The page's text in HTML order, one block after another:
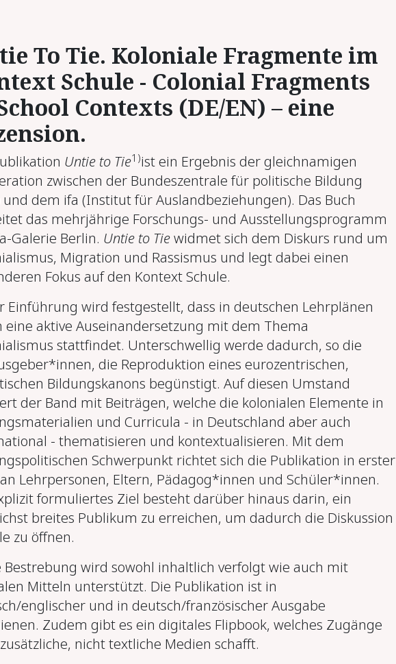
To Tie. Koloniale Fragmente im
Schule - Colonial Fragments
Contexts (DE/EN) – eine
Untie to Tie1)ist ein Ergebnis der gleichnamigen
zwischen der Bundeszentrale für politische Bildung
dem ifa (Institut für Auslandbeziehungen). Das Buch
das mehrjährige Forschungs- und Ausstellungsprogramm
Galerie Berlin. Untie to Tiewidmet sich dem Diskurs rund um
Migration und Rassismus und legt dabei einen
Fokus auf den Kontext Schule.
Einführung wird festgestellt, dass in deutschen Lehrplänen
eine aktive Auseinandersetzung mit dem Thema
stattfindet. Unterschwellig werde dadurch, so die
die Reproduktion eines eurozentrischen,
Bildungskanons begünstigt. Auf diesen Umstand
der Band mit Beiträgen, welche die kolonialen Elemente in
und Curricula - in Deutschland aber auch
- thematisieren und kontextualisieren. Mit dem
Schwerpunkt richtet sich die Publikation in erster
Lehrpersonen, Eltern, Pädagog*innen und Schüler*innen.
formuliertes Ziel besteht darüber hinaus darin, ein
breites Publikum zu erreichen, um dadurch die Diskussion
zu öffnen.
Bestrebung wird sowohl inhaltlich verfolgt wie auch mit
Mitteln unterstützt. Die Publikation ist in
englischer und in deutsch/französischer Ausgabe
Zudem gibt es ein digitales Flipbook, welches Zugänge
nicht textliche Medien schafft.